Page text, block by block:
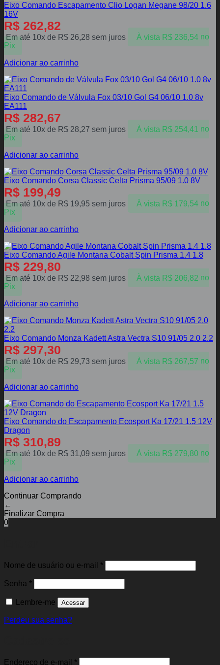
Eixo Comando Escapamento Clio Logan Megane 98/20 1.6
16V
R$ 262,82
Em até 10x de R$ 26,28 sem juros À vista R$236,54 no
Pix
Adicionar ao carrinho
Eixo Comando de Válvula Fox 03/10 Gol G4 06/10 1.0 8v
EA111
R$ 282,67
Em até 10x de R$ 28,27 sem juros À vista R$254,41 no
Pix
Adicionar ao carrinho
Eixo Comando Corsa Classic Celta Prisma 95/09 1.0 8V
R$ 199,49
Em até 10x de R$ 19,95 sem juros À vista R$179,54 no
Pix
Adicionar ao carrinho
Eixo Comando Agile Montana Cobalt Spin Prisma 1.4 1.8
R$ 229,80
Em até 10x de R$ 22,98 sem juros À vista R$206,82 no
Pix
Adicionar ao carrinho
Eixo Comando Monza Kadett Astra Vectra S10 91/05 2.0 2.2
R$ 297,30
Em até 10x de R$ 29,73 sem juros À vista R$267,57 no
Pix
Adicionar ao carrinho
Eixo Comando do Escapamento Ecosport Ka 17/21 1.5 12V
Dragon
R$ 310,89
Em até 10x de R$ 31,09 sem juros À vista R$279,80 no
Pix
Adicionar ao carrinho
Continuar Comprando
←
Finalizar Compra
0
Nome de usuário ou e-mail *Obrigatório
Senha *Obrigatório
Lembre-me Acessar
Perdeu sua senha?
Endereço de e-mail *Obrigatório